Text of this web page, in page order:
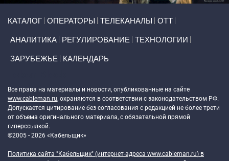
КАТАЛОГ ОПЕРАТОРЫ ТЕЛЕКАНАЛЫ ОТТ
АНАЛИТИКА РЕГУЛИРОВАНИЕ ТЕХНОЛОГИИ
ЗАРУБЕЖЬЕ КАЛЕНДАРЬ
Все права на материалы и новости, опубликованные на сайте
www.cableman.ru, охраняются в соответствии с законодательством РФ.
Допускается цитирование без согласования с редакцией не более трети
от объема оригинального материала, с обязательной прямой
гиперссылкой.
©2005 - 2026 «Кабельщик»
Политика сайта "Кабельщик" (интернет-адреса www.cableman.ru) в